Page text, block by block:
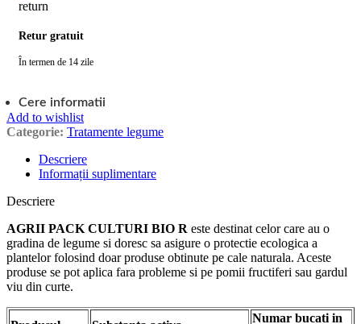
Retur gratuit
În termen de 14 zile
Cere informatii
Add to wishlist
Categorie: Tratamente legume
Descriere
Informații suplimentare
Descriere
AGRII PACK CULTURI BIO R este destinat celor care au o
gradina de legume si doresc sa asigure o protectie ecologica a
plantelor folosind doar produse obtinute pe cale naturala. Aceste
produse se pot aplica fara probleme si pe pomii fructiferi sau gardul
viu din curte.
Numar bucati in